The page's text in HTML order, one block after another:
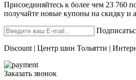
Присоединяйтесь к более чем 23 760
получайте новые купоны на скидку и
Discount | Центр шин Тольятти |
Заказать звонок